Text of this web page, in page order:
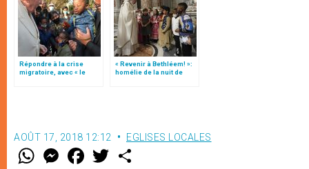
Répondre à la crise
migratoire, avec « le
« Revenir à Bethléem! »:
homélie de la nuit de
Noël (texte complet)
AOÛT 17, 2018 12:12 EGLISES LOCALES
W M
e
F
a w